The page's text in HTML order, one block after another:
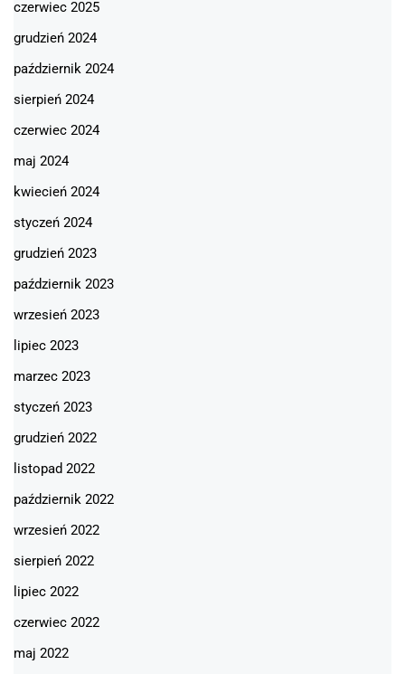
czerwiec 2025
grudzień 2024
październik 2024
sierpień 2024
czerwiec 2024
maj 2024
kwiecień 2024
styczeń 2024
grudzień 2023
październik 2023
wrzesień 2023
lipiec 2023
marzec 2023
styczeń 2023
grudzień 2022
listopad 2022
październik 2022
wrzesień 2022
sierpień 2022
lipiec 2022
czerwiec 2022
maj 2022